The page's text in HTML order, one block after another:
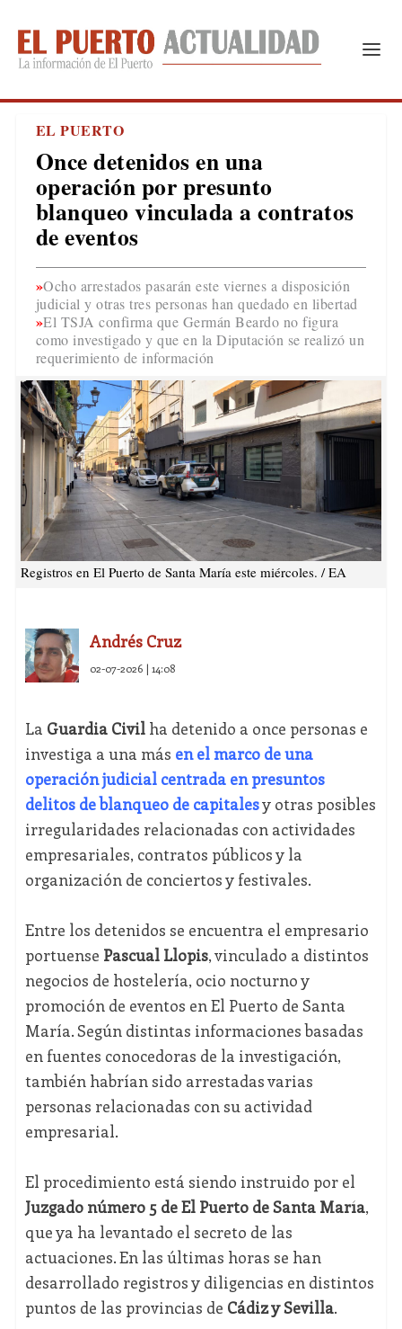
EL PUERTO
Once detenidos en una
operación por presunto
blanqueo vinculada a contratos
de eventos
Ocho arrestados pasarán este viernes a disposición
judicial y otras tres personas han quedado en libertad
El TSJA confirma que Germán Beardo no figura
como investigado y que en la Diputación se realizó un
requerimiento de información
Registros en El Puerto de Santa María este miércoles. / EA
Andrés Cruz
02-07-2026 | 14:08
La Guardia Civilha detenido a once personas e
investiga a una más en el marco de una
operación judicial centrada en presuntos
delitos de blanqueo de capitalesy otras posibles
irregularidades relacionadas con actividades
empresariales, contratos públicos y la
organización de conciertos y festivales.
Entre los detenidos se encuentra el empresario
portuense Pascual Llopis, vinculado a distintos
negocios de hostelería, ocio nocturno y
promoción de eventos en El Puerto de Santa
María. Según distintas informaciones basadas
en fuentes conocedoras de la investigación,
también habrían sido arrestadas varias
personas relacionadas con su actividad
empresarial.
El procedimiento está siendo instruido por el
Juzgado número 5 de El Puerto de Santa María,
que ya ha levantado el secreto de las
actuaciones. En las últimas horas se han
desarrollado registros y diligencias en distintos
puntos de las provincias de Cádiz y Sevilla.